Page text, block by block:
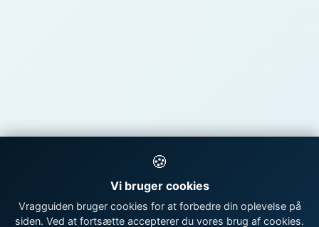
🍪
Vi bruger cookies
Vragguiden bruger cookies for at forbedre din oplevelse på
siden. Ved at fortsætte accepterer du vores brug af cookies.